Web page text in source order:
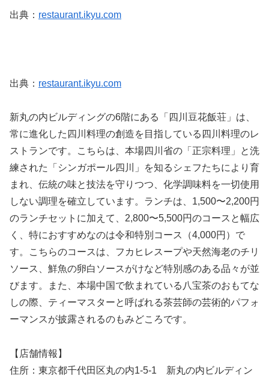
出典： restaurant.ikyu.com
出典： restaurant.ikyu.com
新丸の内ビルディングの6階にある「四川豆花飯荘」は、
常に進化した四川料理の創造を目指している四川料理のレ
ストランです。こちらは、本場四川省の「正宗料理」と洗
練された「シンガポール四川」を知るシェフたちにより育
まれ、伝統の味と技法を守りつつ、化学調味料を一切使用
しない調理を確立しています。ランチは、1,500〜2,200円
のランチセットに加えて、2,800〜5,500円のコースと幅広
く、特におすすめなのは令和特別コース（4,000円）で
す。こちらのコースは、フカヒレスープや天然海老のチリ
ソース、鮮魚の卵白ソースがけなど特別感のある品々が並
びます。また、本場中国で飲まれている八宝茶のおもてな
しの際、ティーマスターと呼ばれる茶芸師の芸術的パフォ
ーマンスが披露されるのもみどころです。
【店舗情報】
住所：東京都千代田区丸の内1-5-1 新丸の内ビルディン